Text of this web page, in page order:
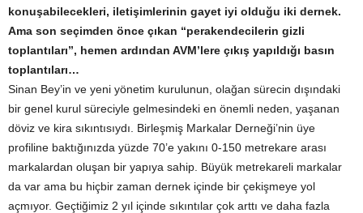
konuşabilecekleri, iletişimlerinin gayet iyi olduğu iki dernek.
Ama son seçimden önce çıkan “perakendecilerin gizli
toplantıları”, hemen ardından AVM’lere çıkış yapıldığı basın
toplantıları…
Sinan Bey’in ve yeni yönetim kurulunun, olağan sürecin dışındaki
bir genel kurul süreciyle gelmesindeki en önemli neden, yaşanan
döviz ve kira sıkıntısıydı. Birleşmiş Markalar Derneği’nin üye
profiline baktığınızda yüzde 70’e yakını 0-150 metrekare arası
markalardan oluşan bir yapıya sahip. Büyük metrekareli markalar
da var ama bu hiçbir zaman dernek içinde bir çekişmeye yol
açmıyor. Geçtiğimiz 2 yıl içinde sıkıntılar çok arttı ve daha fazla